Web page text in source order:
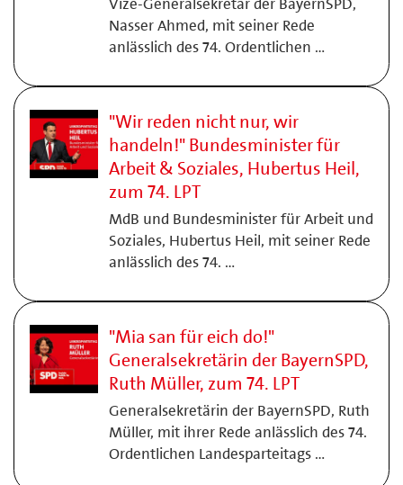
Nasser Ahmed, mit seiner Rede
anlässlich des 74. Ordentlichen …
"Wir reden nicht nur, wir
handeln!" Bundesminister für
Arbeit & Soziales, Hubertus Heil,
zum 74. LPT
MdB und Bundesminister für Arbeit und
Soziales, Hubertus Heil, mit seiner Rede
anlässlich des 74. …
"Mia san für eich do!"
Generalsekretärin der BayernSPD,
Ruth Müller, zum 74. LPT
Generalsekretärin der BayernSPD, Ruth
Müller, mit ihrer Rede anlässlich des 74.
Ordentlichen Landesparteitags …